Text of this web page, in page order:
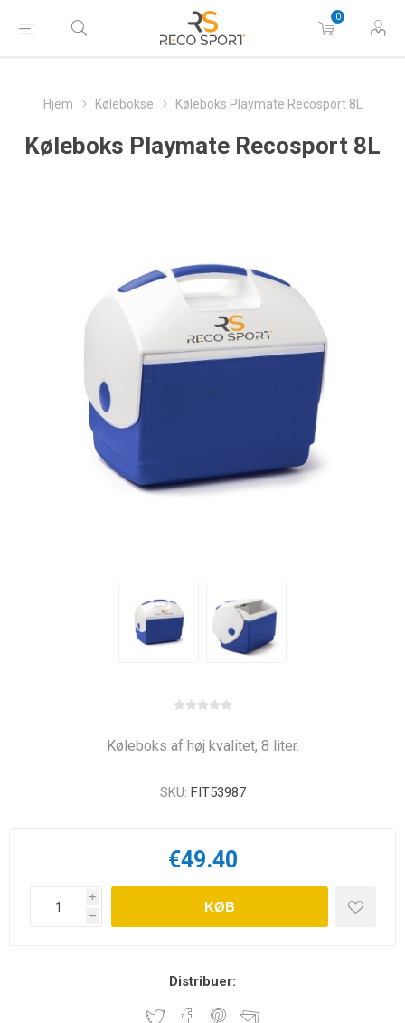
0
Hjem Kølebokse Køleboks Playmate Recosport 8L
Køleboks Playmate Recosport 8L
Køleboks af høj kvalitet, 8 liter.
SKU: FIT53987
€49.40
i
h
KØB
Distribuer: